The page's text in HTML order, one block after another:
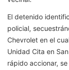
El detenido
policial,
Chevrolet en el
Unidad Cita en
rápido accionar,